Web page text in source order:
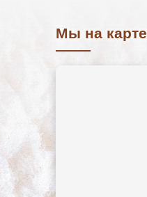
Мы на карте